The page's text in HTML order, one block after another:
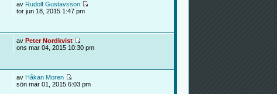
av Rudolf Gustavsson
tor jun 18, 2015 1:47 pm
av Peter Nordkvist
ons mar 04, 2015 10:30 pm
av Håkan Moren
sön mar 01, 2015 6:03 pm